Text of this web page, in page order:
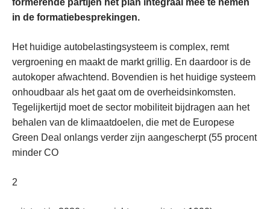
formerende partijen het plan integraal mee te nemen
in de formatiebesprekingen.
Het huidige autobelastingsysteem is complex, remt
vergroening en maakt de markt grillig. En daardoor is de
autokoper afwachtend. Bovendien is het huidige systeem
onhoudbaar als het gaat om de overheidsinkomsten.
Tegelijkertijd moet de sector mobiliteit bijdragen aan het
behalen van de klimaatdoelen, die met de Europese
Green Deal onlangs verder zijn aangescherpt (55 procent
minder CO
2